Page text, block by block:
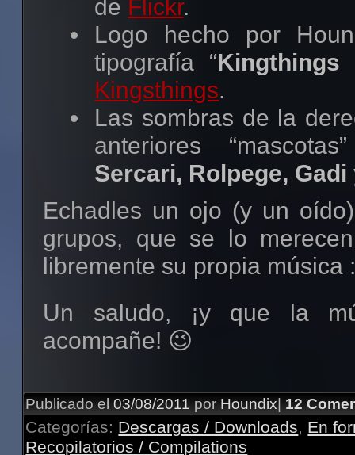
LISTEN / ESCUCHAR
OriginsII(Vol. 2)
¡Que la música libre os
de Flickr.
Logo hecho por
tipografía “Kingthings
Kingsthings.
Las sombras de la
anteriores
Sercari, Rolpege,
Echadles un ojo (y un
grupos, que se lo
libremente su propia música
Un saludo, ¡y que la
acompañe! 😉
Publicado el 03/08/2011 por Houndix| 12
Categorías: Descargas / Downloads, En
Recopilatorios / Compilations